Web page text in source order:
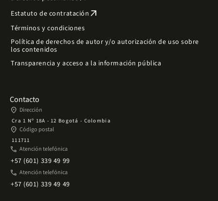
Estatuto de contratación arrow_outward
Términos y condiciones
Política de derechos de autor y/o autorización de uso sobre
los contenidos
Transparencia y acceso a la información pública
Contacto
place Dirección
Cra 1 Nº 18A - 12 Bogotá - Colombia
place Código postal
111711
phone Atención telefónica
+57 (601) 339 49 99
phone Atención telefónica
+57 (601) 339 49 49